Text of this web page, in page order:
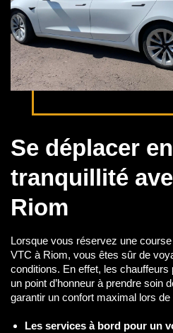
Se déplacer
tranquillité
Riom
Lorsque vous réservez une
VTC à Riom, vous êtes sûr de
conditions. En effet, les
un point d’honneur à prendre soin
garantir un confort maximal lors de
Les services à bord pour un